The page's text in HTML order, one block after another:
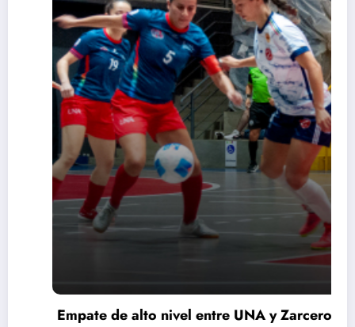
Empate de alto nivel entre UNA y Zarcero